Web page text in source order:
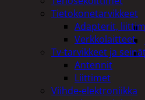
Tietokonetarvikkeet
Adapterit,
Verkkolaitteet
Tv-tarvikkeet ja
Antennit
Liittimet
Viihde-elektroniikka